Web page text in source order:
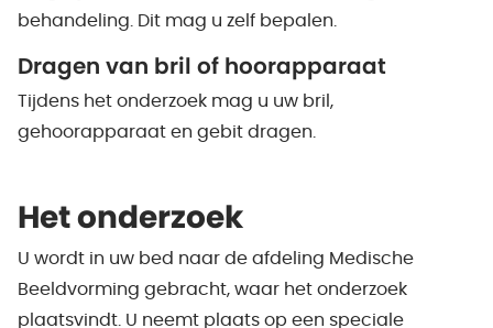
behandeling. Dit mag u zelf bepalen.
Dragen van bril of hoorapparaat
Tijdens het onderzoek mag u uw bril,
gehoorapparaat en gebit dragen.
Het onderzoek
U wordt in uw bed naar de afdeling Medische
Beeldvorming gebracht, waar het onderzoek
plaatsvindt. U neemt plaats op een speciale